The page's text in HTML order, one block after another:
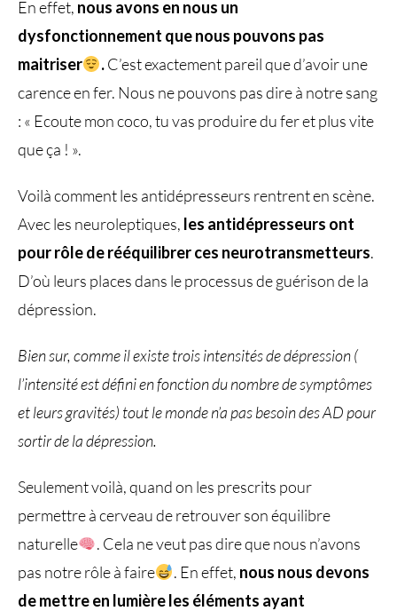
En effet, nous avons en nous un
dysfonctionnement que nous pouvons pas
maitriser
.C’est exactement pareil que d’avoir une
carence en fer. Nous ne pouvons pas dire à notre sang
: « Ecoute mon coco, tu vas produire du fer et plus vite
que ça ! ».
Voilà comment les antidépresseurs rentrent en scène.
Avec les neuroleptiques, les antidépresseurs ont
pour rôle de rééquilibrer ces neurotransmetteurs.
D’où leurs places dans le processus de guérison de la
dépression.
Bien sur, comme il existe trois intensités de dépression (
l’intensité est défini en fonction du nombre de symptômes
et leurs gravités) tout le monde n’a pas besoin des AD pour
sortir de la dépression.
Seulement voilà, quand on les prescrits pour
permettre à cerveau de retrouver son équilibre
naturelle
. Cela ne veut pas dire que nous n’avons
pas notre rôle à faire
. En effet, nous nous devons
de mettre en lumière les éléments ayant